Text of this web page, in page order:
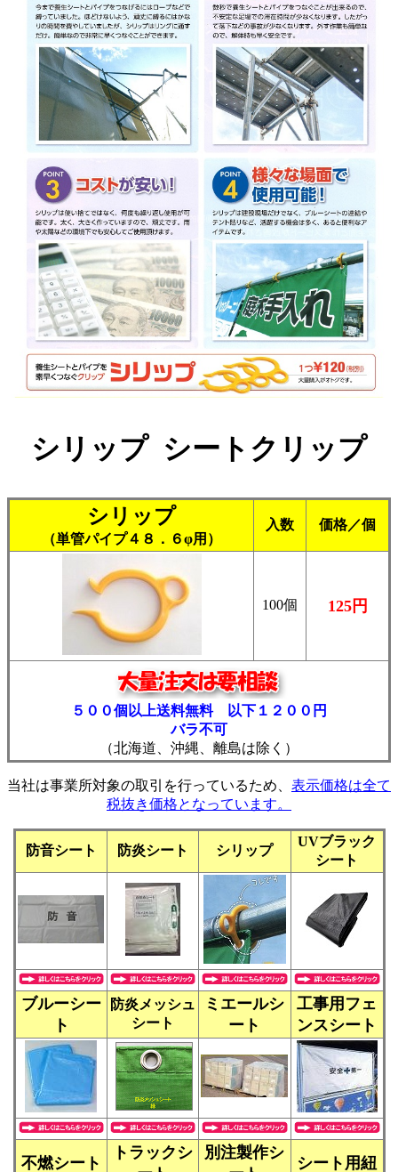
シリップ シートクリップ
シリップ
（単管パイプ４８．６φ用）
入数 価格／個
100個 125円
５００個以上送料無料 以下１２００円
バラ不可
（北海道、沖縄、離島は除く）
当社は事業所対象の取引を行っているため、 表示価格は全て
税抜き価格となっています。
防音シート 防炎シート シリップ
UVブラック
シート
ブルーシー
ト
防炎メッシュ
シート
ミエールシ
ート
工事用フェ
ンスシート
不燃シート
トラックシ
別注製作シ
シート用紐